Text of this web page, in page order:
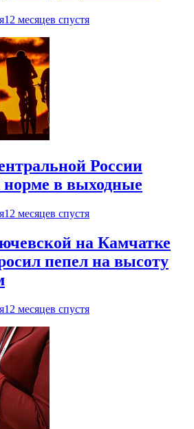
12 месяцев спустя
России
норме в выходные
12 месяцев спустя
на Камчатке
пепел на высоту
12 месяцев спустя